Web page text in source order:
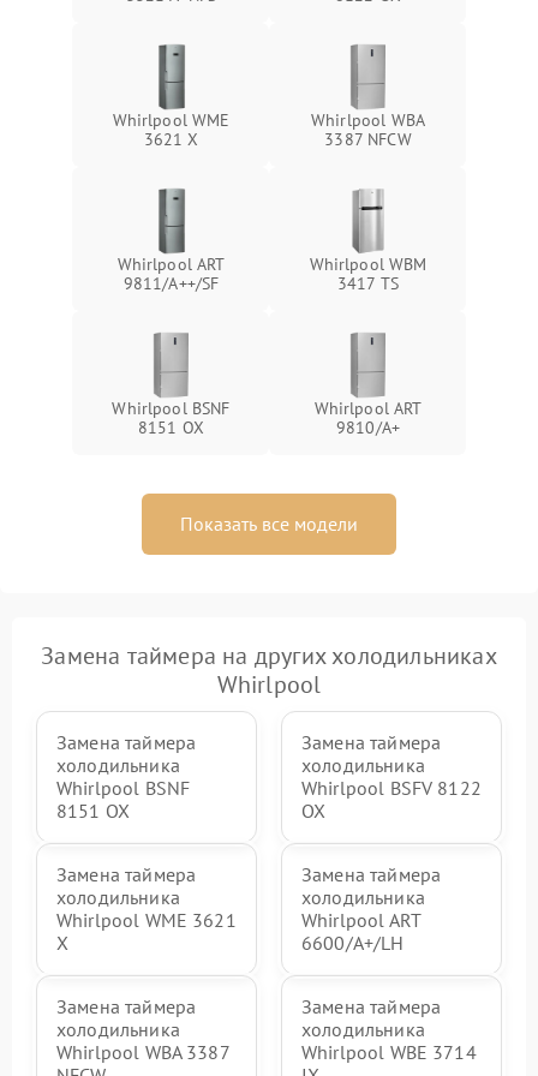
Whirlpool WME
3621 X
Whirlpool WBA
3387 NFCW
Whirlpool ART
9811/A++/SF
Whirlpool WBM
3417 TS
Whirlpool BSNF
8151 OX
Whirlpool ART
9810/A+
Показать все модели
Замена таймера на других холодильниках
Whirlpool
Замена таймера
холодильника
Whirlpool BSNF
8151 OX
Замена таймера
холодильника
Whirlpool BSFV 8122
OX
Замена таймера
холодильника
Whirlpool WME 3621
X
Замена таймера
холодильника
Whirlpool ART
6600/A+/LH
Замена таймера
холодильника
Whirlpool WBA 3387
Замена таймера
холодильника
Whirlpool WBE 3714